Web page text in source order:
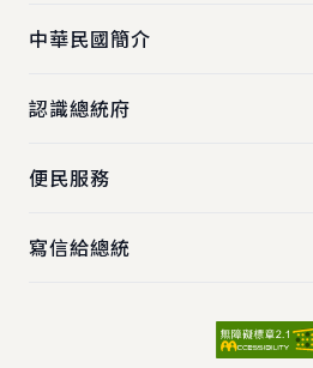
中華民國簡介
認識總統府
便民服務
寫信給總統